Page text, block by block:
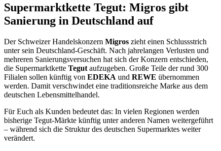
Supermarktkette Tegut: Migros gibt
Sanierung in Deutschland auf
Der Schweizer Handelskonzern Migros zieht einen Schlussstrich
unter sein Deutschland-Geschäft. Nach jahrelangen Verlusten und
mehreren Sanierungsversuchen hat sich der Konzern entschieden,
die Supermarktkette Tegut aufzugeben. Große Teile der rund 300
Filialen sollen künftig von EDEKA und REWE übernommen
werden. Damit verschwindet eine traditionsreiche Marke aus dem
deutschen Lebensmittelhandel.
Für Euch als Kunden bedeutet das: In vielen Regionen werden
bisherige Tegut-Märkte künftig unter anderen Namen weitergeführt
– während sich die Struktur des deutschen Supermarktes weiter
verändert.